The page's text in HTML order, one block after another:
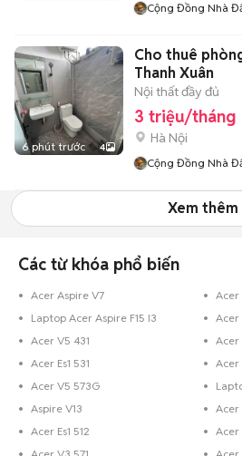
Cộng Đồng Nhà
6 phút trước 4
Cho thuê
Thanh Xuân
Nội thất đầy đủ
3 triệu/tháng
Hà Nội
Cộng Đồng Nhà
Xem thêm
Các từ khóa phổ biến
Acer Aspire V7
Acer
Laptop Acer Aspire F15 I3
Acer
Acer V5 431
Acer
Acer Es1 531
Acer
Acer V5 573G
Aspire V13
Acer
Acer Es1 512
Acer